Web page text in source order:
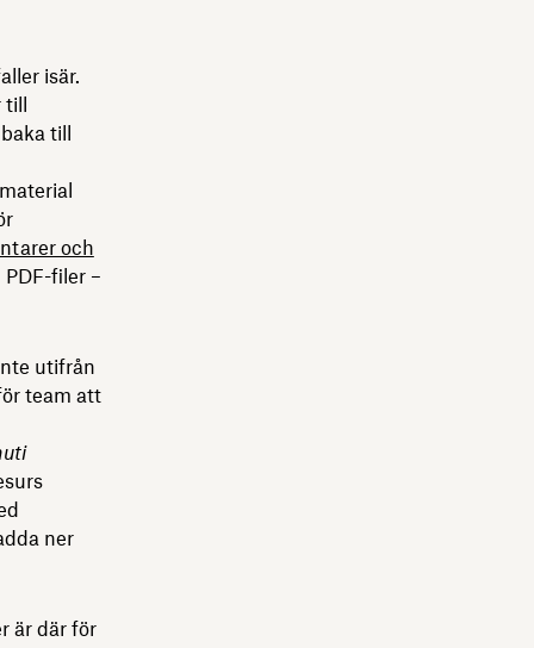
isär.
till
och
filer –
utifrån
team att
ner
är där för